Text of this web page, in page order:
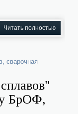
Читать полностью
, сварочная
БрОФ,